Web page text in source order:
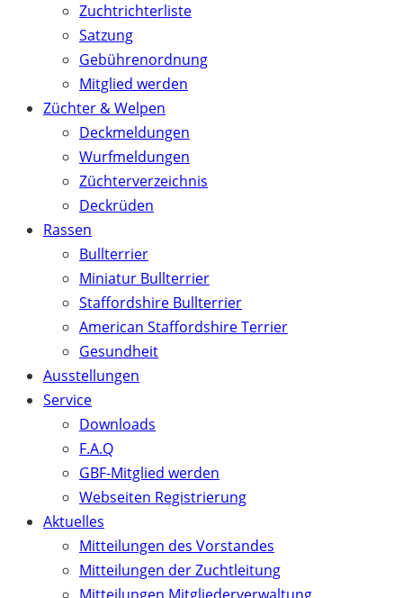
Zuchtrichterliste
Satzung
Gebührenordnung
Mitglied werden
Züchter & Welpen
Deckmeldungen
Wurfmeldungen
Züchterverzeichnis
Deckrüden
Rassen
Bullterrier
Miniatur Bullterrier
Staffordshire Bullterrier
American Staffordshire Terrier
Gesundheit
Ausstellungen
Service
Downloads
F.A.Q
GBF-Mitglied werden
Webseiten Registrierung
Aktuelles
Mitteilungen des Vorstandes
Mitteilungen der Zuchtleitung